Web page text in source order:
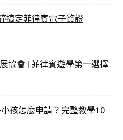
搞定菲律賓電子簽證
協會 | 菲律賓遊學第一選擇
孩怎麼申請？完整教學10